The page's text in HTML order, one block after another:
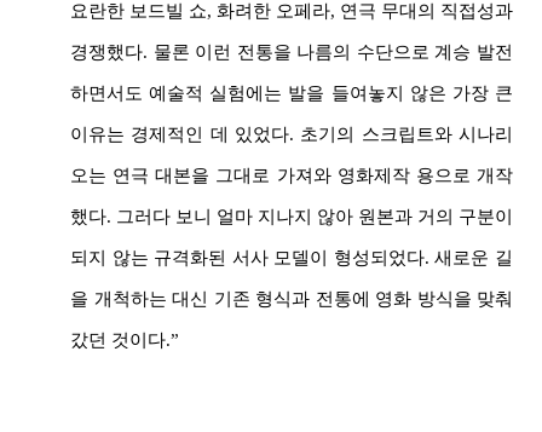
요란한 보드빌 쇼, 화려한 오페라, 연극 무대의 직접성과
경쟁했다. 물론 이런 전통을 나름의 수단으로 계승 발전
하면서도 예술적 실험에는 발을 들여놓지 않은 가장 큰
이유는 경제적인 데 있었다. 초기의 스크립트와 시나리
오는 연극 대본을 그대로 가져와 영화제작 용으로 개작
했다. 그러다 보니 얼마 지나지 않아 원본과 거의 구분이
되지 않는 규격화된 서사 모델이 형성되었다. 새로운 길
을 개척하는 대신 기존 형식과 전통에 영화 방식을 맞춰
갔던 것이다.”